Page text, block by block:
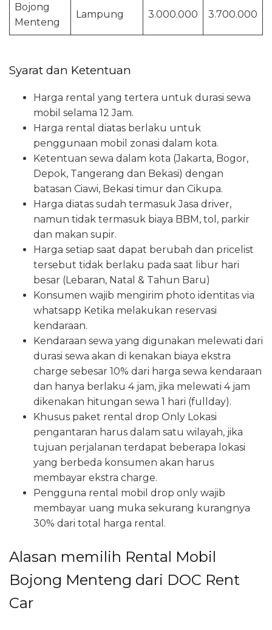
Bojong
Menteng
Lampung 3.000.000 3.700.000
Syarat dan Ketentuan
Harga rental yang tertera untuk durasi sewa
mobil selama 12 Jam.
Harga rental diatas berlaku untuk
penggunaan mobil zonasi dalam kota.
Ketentuan sewa dalam kota (Jakarta, Bogor,
Depok, Tangerang dan Bekasi) dengan
batasan Ciawi, Bekasi timur dan Cikupa.
Harga diatas sudah termasuk Jasa driver,
namun tidak termasuk biaya BBM, tol, parkir
dan makan supir.
Harga setiap saat dapat berubah dan pricelist
tersebut tidak berlaku pada saat libur hari
besar (Lebaran, Natal & Tahun Baru)
Konsumen wajib mengirim photo identitas via
whatsapp Ketika melakukan reservasi
kendaraan.
Kendaraan sewa yang digunakan melewati dari
durasi sewa akan di kenakan biaya ekstra
charge sebesar 10% dari harga sewa kendaraan
dan hanya berlaku 4 jam, jika melewati 4 jam
dikenakan hitungan sewa 1 hari (fullday).
Khusus paket rental drop Only Lokasi
pengantaran harus dalam satu wilayah, jika
tujuan perjalanan terdapat beberapa lokasi
yang berbeda konsumen akan harus
membayar ekstra charge.
Pengguna rental mobil drop only wajib
membayar uang muka sekurang kurangnya
30% dari total harga rental.
Alasan memilih Rental Mobil
Bojong Menteng dari DOC Rent
Car